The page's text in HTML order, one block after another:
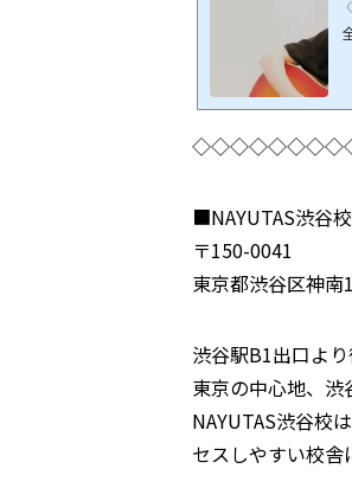
■NAYUTAS渋谷校
〒150-0041
東京都渋谷区神
渋谷駅B1出口よ
東京の中心地、
NAYUTAS渋谷校
セスしやすい校舎